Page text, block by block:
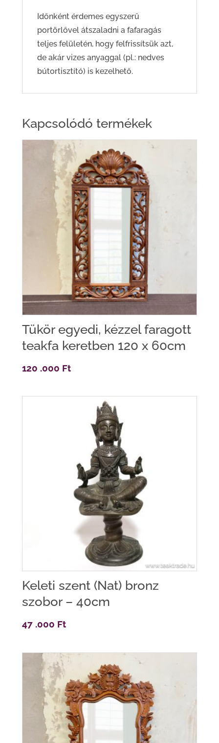
Időnként érdemes egyszerű
portörlővel átszaladni a fafaragás
teljes felületén, hogy felfrissítsük azt,
de akár vizes anyaggal (pl.: nedves
bútortisztító) is kezelhető.
Kapcsolódó termékek
Tükör egyedi, kézzel faragott
teakfa keretben 120 x 60cm
120 .000 Ft
Keleti szent (Nat) bronz
szobor – 40cm
47 .000 Ft